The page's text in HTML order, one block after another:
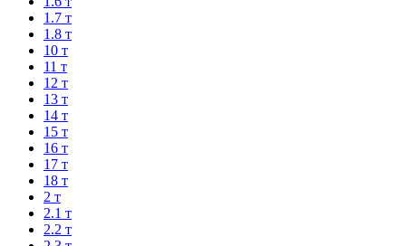
1.7 т
1.8 т
10 т
11 т
12 т
13 т
14 т
15 т
16 т
17 т
18 т
2 т
2.1 т
2.2 т